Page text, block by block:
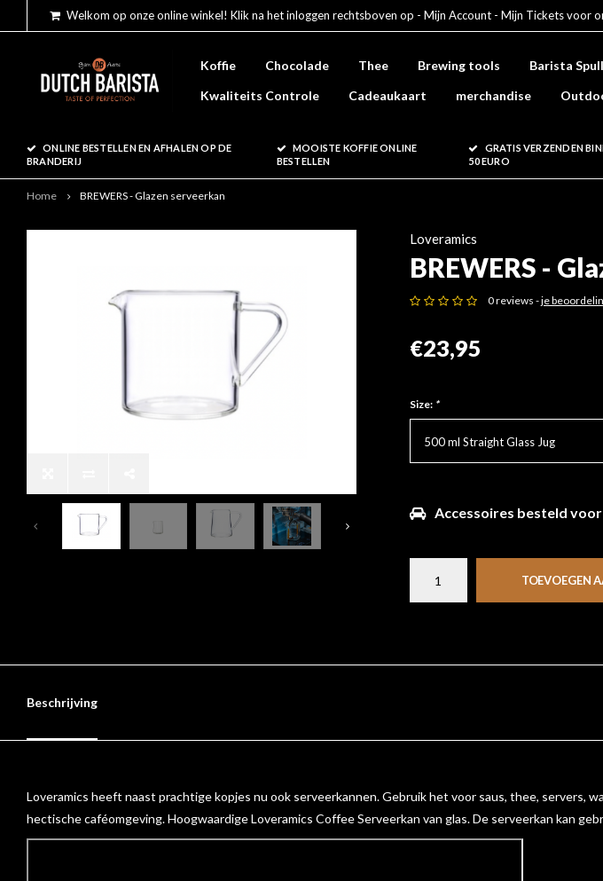
Welkom op onze online winkel! Klik na het inloggen rechtsboven op - Mijn Account - Mijn Tickets voor
Koffie Chocolade Thee Brewing tools Barista
Kwaliteits Controle
Cadeaukaart merchandise
ONLINE BESTELLEN EN AFHALEN OP DE
BRANDERIJ
MOOISTE KOFFIE ONLINE
BESTELLEN
GRATIS VERZENDEN
50 EURO
Home BREWERS - Glazen serveerkan
Loveramics
BREWERS -
0 reviews -je
€23,95
Size: *
500 ml Straight Glass Jug
Accessoires besteld
TOEVOEGEN
Beschrijving
Loveramics heeft naast prachtige kopjes nu ook serveerkannen. Gebruik het voor saus, thee, servers,
hectische caféomgeving. Hoogwaardige Loveramics Coffee Serveerkan van glas. De serveerkan kan